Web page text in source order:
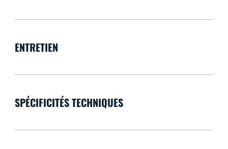
ENTRETIEN
SPÉCIFICITÉS TECHNIQUES